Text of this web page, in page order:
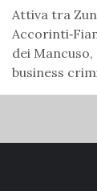
Attiva tra
dei
business